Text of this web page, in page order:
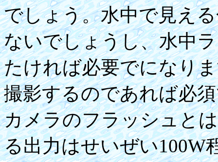
でしょう。水中で見え
ないでしょうし、水中
たければ必要でになり
撮影するのであれば必
カメラのフラッシュと
る出力はせいぜい100W